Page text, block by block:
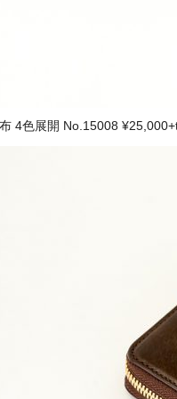
布 4色展開 No.15008